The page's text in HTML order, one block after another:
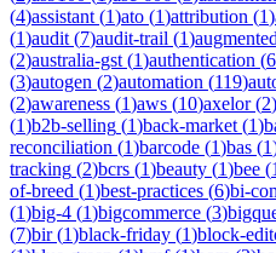
(4)assistant (1)ato (1)attribution (1)
(1)audit (7)audit-trail (1)augmented
(2)australia-gst (1)authentication (6
(3)autogen (2)automation (119)
(2)awareness (1)aws (10)axelor(2)
(1)b2b-selling (1)back-market (1)
reconciliation (1)barcode (1)bas (1
tracking (2)bcrs (1)beauty (1)bee (1
of-breed (1)best-practices (6)bi-
(1)big-4 (1)bigcommerce (3)
(7)bir(1)black-friday (1)block-